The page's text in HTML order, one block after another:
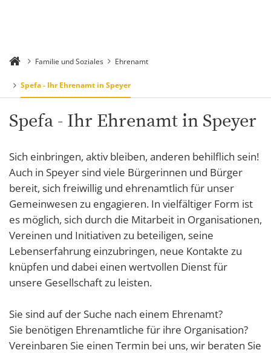
Familie und Soziales Ehrenamt
Spefa - Ihr Ehrenamt in Speyer
Spefa - Ihr Ehrenamt in Speyer
Sich einbringen, aktiv bleiben, anderen behilflich sein!
Auch in Speyer sind viele Bürgerinnen und Bürger
bereit, sich freiwillig und ehrenamtlich für unser
Gemeinwesen zu engagieren. In vielfältiger Form ist
es möglich, sich durch die Mitarbeit in Organisationen,
Vereinen und Initiativen zu beteiligen, seine
Lebenserfahrung einzubringen, neue Kontakte zu
knüpfen und dabei einen wertvollen Dienst für
unsere Gesellschaft zu leisten.
Sie sind auf der Suche nach einem Ehrenamt?
Sie benötigen Ehrenamtliche für ihre Organisation?
Vereinbaren Sie einen Termin bei uns, wir beraten Sie